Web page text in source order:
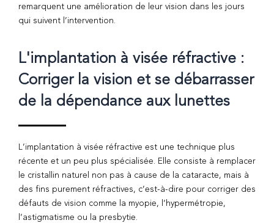
remarquent une amélioration de leur vision dans les jours
qui suivent l’intervention.
L'implantation à visée réfractive :
Corriger la vision et se débarrasser
de la dépendance aux lunettes
L’implantation à visée réfractive est une technique plus
récente et un peu plus spécialisée. Elle consiste à remplacer
le cristallin naturel non pas à cause de la cataracte, mais à
des fins purement réfractives, c’est-à-dire pour corriger des
défauts de vision comme la myopie, l’hypermétropie,
l’astigmatisme ou la presbytie.